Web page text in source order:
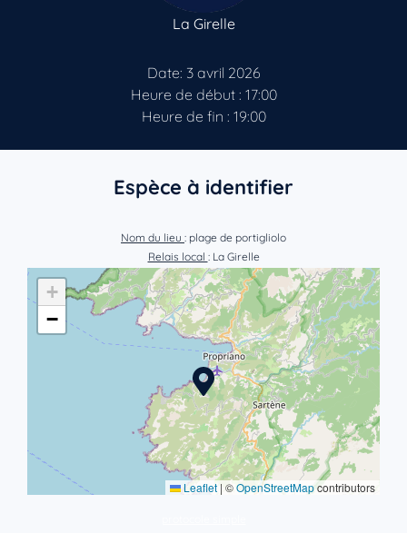
La Girelle
Date: 3 avril 2026
Heure de début : 17:00
Heure de fin : 19:00
Espèce à identifier
Nom du lieu : plage de portigliolo
Relais local : La Girelle
+
−
Leaflet | ©OpenStreetMapcontributors